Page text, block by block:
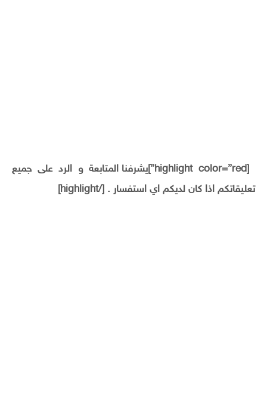
[highlight color=”red”]يشرفنا المتابعة و الرد على جميع
تعليقاتكم اذا كان لديكم اي استفسار . [/highlight]